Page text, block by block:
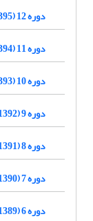
دوره 12 (1395)
دوره 11 (1394)
دوره 10 (1393)
دوره 9 (1392)
دوره 8 (1391)
دوره 7 (1390)
دوره 6 (1389)